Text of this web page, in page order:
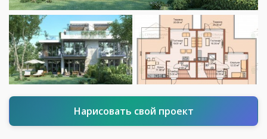
Нарисовать свой проект